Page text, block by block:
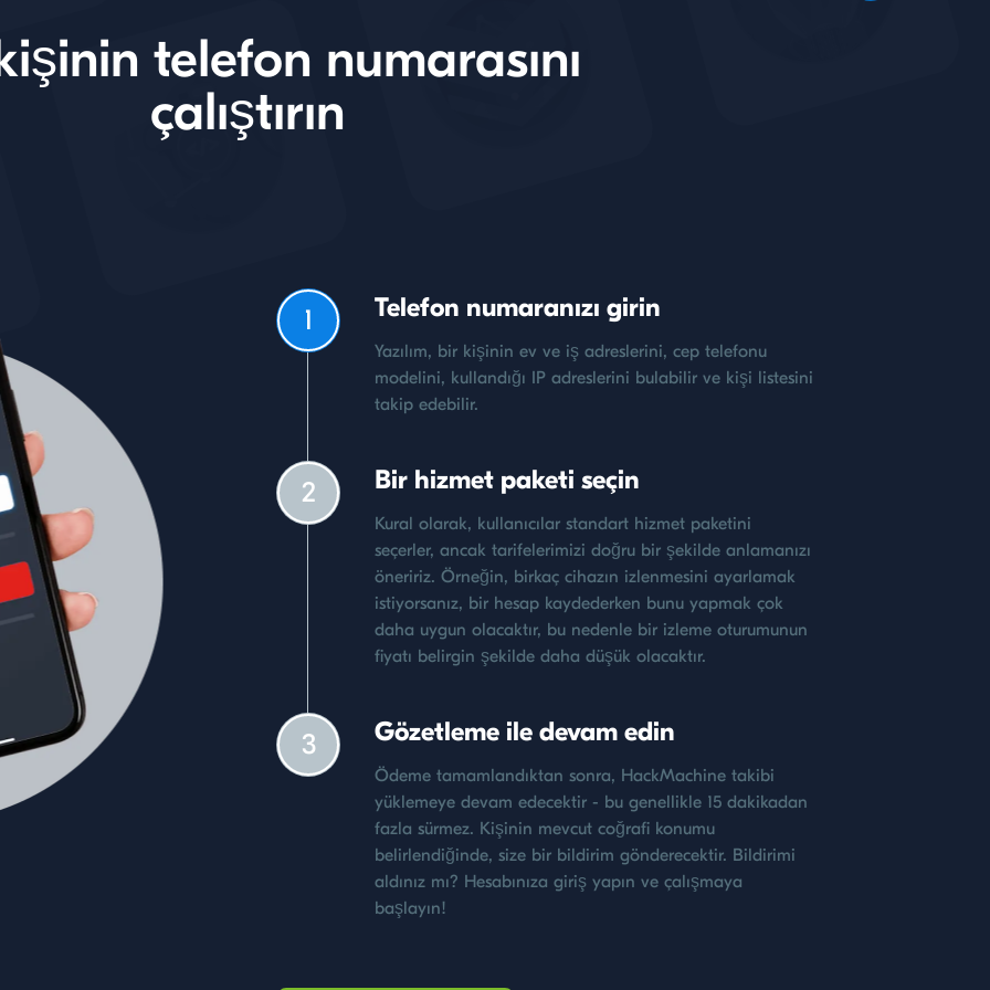
telefon numarasını
çalıştırın
1 Telefon numaranızı girin
Yazılım, bir kişinin ev ve iş adreslerini, cep telefonu
modelini, kullandığı IP adreslerini bulabilir ve kişi listesini
takip edebilir.
2 Bir hizmet paketi seçin
Kural olarak, kullanıcılar standart hizmet paketini
seçerler, ancak tarifelerimizi doğru bir şekilde anlamanızı
öneririz. Örneğin, birkaç cihazın izlenmesini ayarlamak
istiyorsanız, bir hesap kaydederken bunu yapmak çok
daha uygun olacaktır, bu nedenle bir izleme oturumunun
fiyatı belirgin şekilde daha düşük olacaktır.
3 Gözetleme ile devam edin
Ödeme tamamlandıktan sonra, HackMachine takibi
yüklemeye devam edecektir - bu genellikle 15 dakikadan
fazla sürmez. Kişinin mevcut coğrafi konumu
belirlendiğinde, size bir bildirim gönderecektir. Bildirimi
aldınız mı? Hesabınıza giriş yapın ve çalışmaya
başlayın!